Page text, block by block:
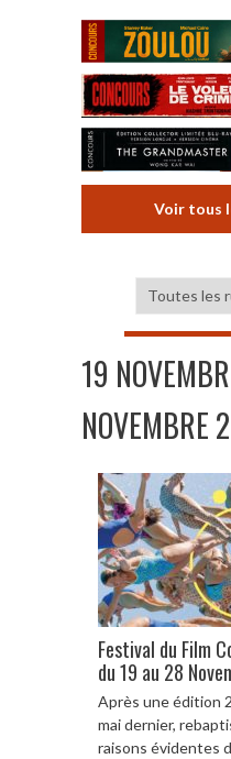
Voir tous
19
NOVEMBRE
Festival du Film
du 19 au 28
Après une édition
mai dernier,
raisons évidentes